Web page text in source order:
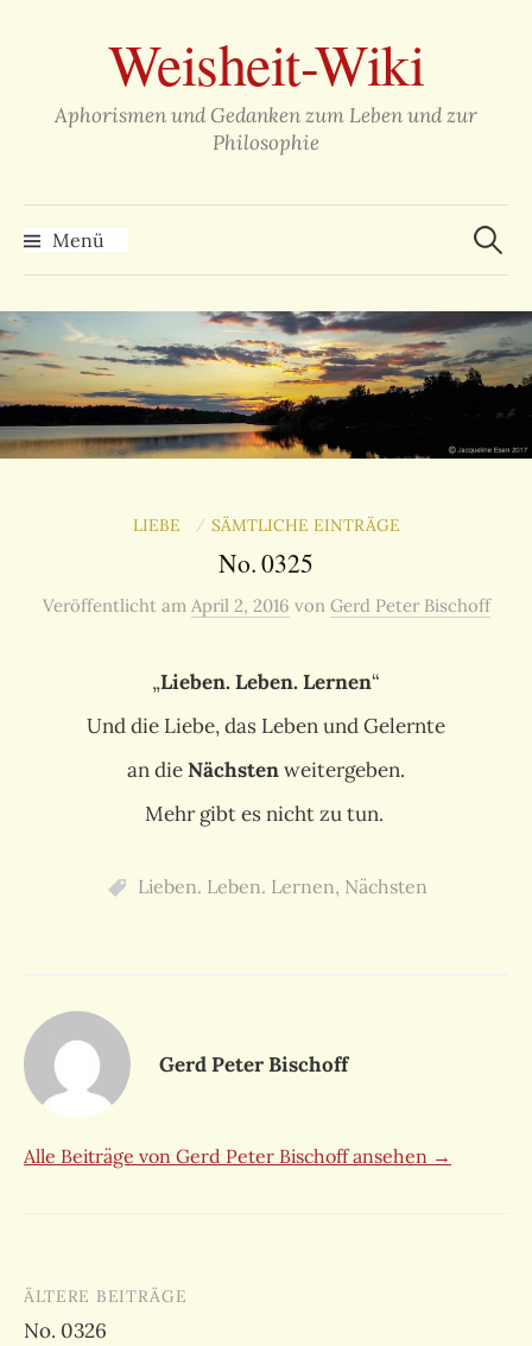
überspringenWeisheit-Wiki
Aphorismen und Gedanken zum Leben und zur
Philosophie
Menü
Suchen
nach:
LIEBE / SÄMTLICHE EINTRÄGE
No. 0325
Veröffentlicht am April 2, 2016 von Gerd Peter Bischoff
„Lieben. Leben. Lernen“
Und die Liebe, das Leben und Gelernte
an dieNächstenweitergeben.
Mehr gibt es nicht zu tun.
Lieben. Leben. Lernen, Nächsten
Gerd Peter Bischoff
Alle Beiträge von Gerd Peter Bischoff ansehen →
Beitragsnavigation
ÄLTERE BEITRÄGE
No. 0326